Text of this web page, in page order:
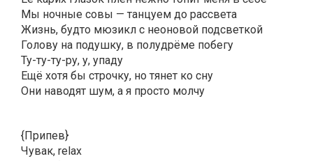
Мы ночные совы — танцуем до рассвета
Жизнь, будто мюзикл с неоновой подсветкой
Голову на подушку, в полудрёме побегу
Ту-ту-ту-ру, у, упаду
Ещё хотя бы строчку, но тянет ко сну
Они наводят шум, а я просто молчу
{Припев}
Чувак, relax